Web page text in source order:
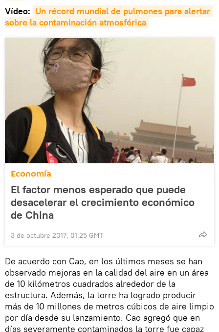
Vídeo: Un récord mundial de pulmones para alertar
sobre la contaminación atmosférica
Economía
El factor menos esperado que puede
desacelerar el crecimiento económico
de China
3 de octubre 2017, 01:25 GMT
De acuerdo con Cao, en los últimos meses se han
observado mejoras en la calidad del aire en un área
de 10 kilómetros cuadrados alrededor de la
estructura. Además, la torre ha logrado producir
más de 10 millones de metros cúbicos de aire limpio
por día desde su lanzamiento. Cao agregó que en
días severamente contaminados la torre fue capaz